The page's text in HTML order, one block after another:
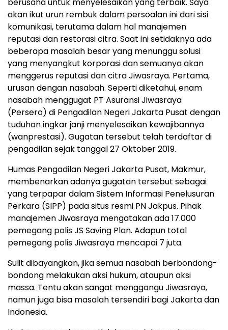
akan ikut urun rembuk dalam persoalan ini dari sisi
komunikasi, terutama dalam hal manajemen
reputasi dan restorasi citra. Saat ini setidaknya ada
beberapa masalah besar yang menunggu solusi
yang menyangkut korporasi dan semuanya akan
menggerus reputasi dan citra Jiwasraya. Pertama,
urusan dengan nasabah. Seperti diketahui, enam
nasabah menggugat PT Asuransi Jiwasraya
(Persero) di Pengadilan Negeri Jakarta Pusat dengan
tuduhan ingkar janji menyelesaikan kewajibannya
(wanprestasi). Gugatan tersebut telah terdaftar di
pengadilan sejak tanggal 27 Oktober 2019.
Humas Pengadilan Negeri Jakarta Pusat, Makmur,
membenarkan adanya gugatan tersebut sebagai
yang terpapar dalam Sistem Informasi Penelusuran
Perkara (SIPP) pada situs resmi PN Jakpus. Pihak
manajemen Jiwasraya mengatakan ada 17.000
pemegang polis JS Saving Plan. Adapun total
pemegang polis Jiwasraya mencapai 7 juta.
Sulit dibayangkan, jika semua nasabah berbondong-
bondong melakukan aksi hukum, ataupun aksi
massa. Tentu akan sangat menggangu Jiwasraya,
namun juga bisa masalah tersendiri bagi Jakarta dan
Indonesia.